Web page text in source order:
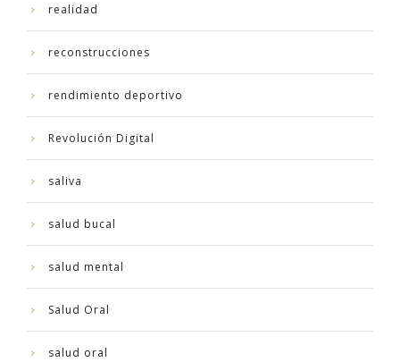
realidad
reconstrucciones
rendimiento deportivo
Revolución Digital
saliva
salud bucal
salud mental
Salud Oral
salud oral